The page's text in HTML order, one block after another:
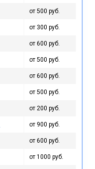
от 500 руб.
от 300 руб.
от 600 руб.
от 500 руб.
от 600 руб.
от 500 руб.
от 200 руб.
от 900 руб.
от 600 руб.
от 1000 руб.